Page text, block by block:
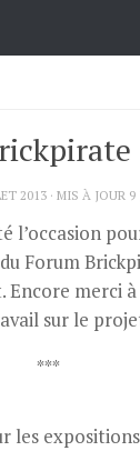
2013 · MIS À JOUR 9
l’occasion
Forum
merci
sur le
***
les